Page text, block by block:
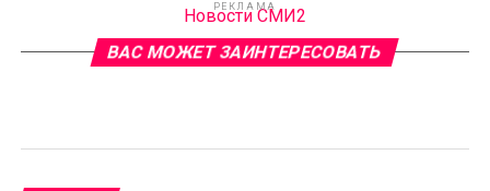
РЕКЛАМА
Новости СМИ2
ВАС МОЖЕТ ЗАИНТЕРЕСОВАТЬ